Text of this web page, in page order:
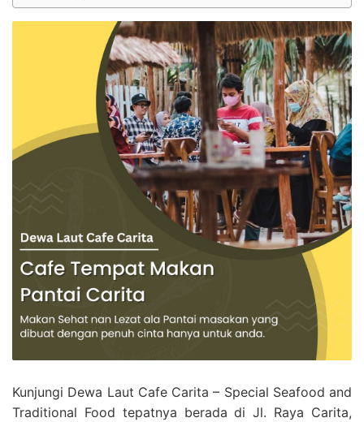
Kunjungi Dewa Laut Cafe Carita – Special Seafood and
Traditional Food tepatnya berada di Jl. Raya Carita,